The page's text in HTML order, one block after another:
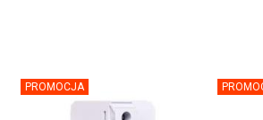
PROMOCJA